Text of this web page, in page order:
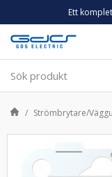
Ett
Strömbrytare/